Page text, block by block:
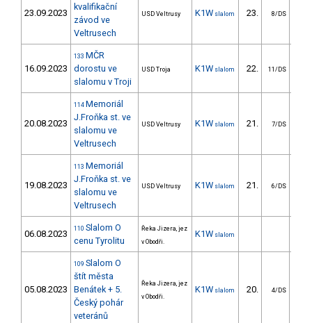
23.09.2023
kvalifikační
závod ve
Veltrusech
USD Veltrusy K1W slalom 23. 8/DS
16.09.2023
133 MČR
dorostu ve
slalomu v Troji
USD Troja K1W slalom 22. 11/DS
20.08.2023
114 Memoriál
J.Froňka st. ve
slalomu ve
Veltrusech
USD Veltrusy K1W slalom 21. 7/DS
19.08.2023
113 Memoriál
J.Froňka st. ve
slalomu ve
Veltrusech
USD Veltrusy K1W slalom 21. 6/DS
06.08.2023 110 Slalom O
cenu Tyrolitu
Řeka Jizera, jez
v Obodři.
K1W slalom
05.08.2023
109 Slalom O
štít města
Benátek + 5.
Český pohár
veteránů
Řeka Jizera, jez
v Obodři.
K1W slalom 20. 4/DS